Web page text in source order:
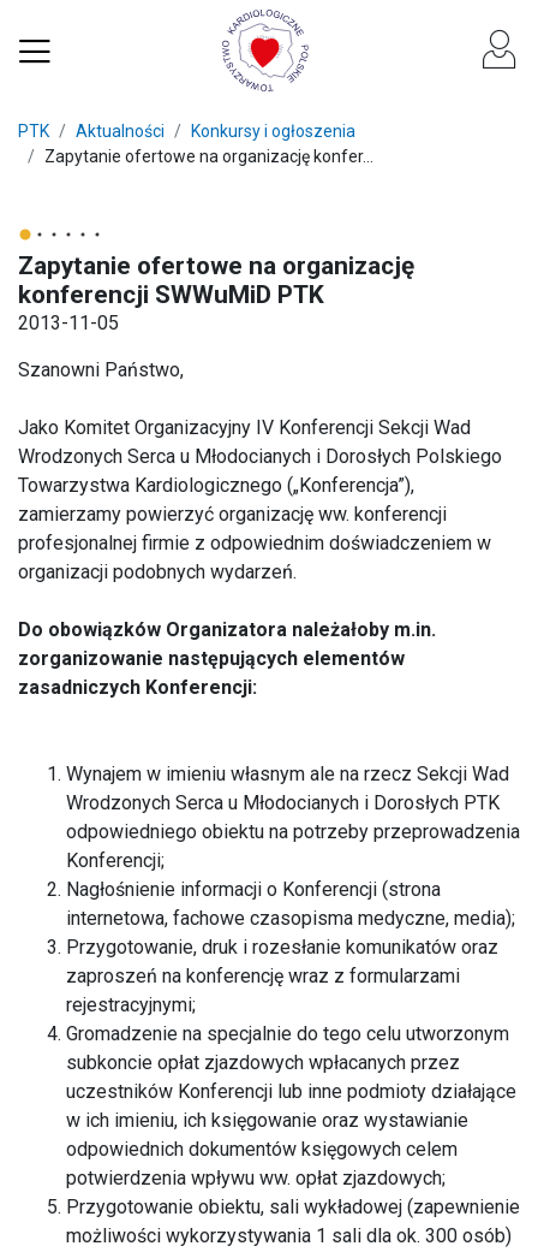
PTK Aktualności
Konkursy i ogłoszenia
Zapytanie ofertowe na organizację konfer...
Zapytanie ofertowe na organizację
konferencji SWWuMiD PTK
2013-11-05
Szanowni Państwo,
Jako Komitet Organizacyjny IV Konferencji Sekcji Wad
Wrodzonych Serca u Młodocianych i Dorosłych Polskiego
Towarzystwa Kardiologicznego („Konferencja”),
zamierzamy powierzyć organizację ww. konferencji
profesjonalnej firmie z odpowiednim doświadczeniem w
organizacji podobnych wydarzeń.
Do obowiązków Organizatora należałoby m.in.
zorganizowanie następujących elementów
zasadniczych Konferencji:
Wynajem w imieniu własnym ale na rzecz Sekcji Wad
Wrodzonych Serca u Młodocianych i Dorosłych PTK
odpowiedniego obiektu na potrzeby przeprowadzenia
Konferencji;
Nagłośnienie informacji o Konferencji (strona
internetowa, fachowe czasopisma medyczne, media);
Przygotowanie, druk i rozesłanie komunikatów oraz
zaproszeń na konferencję wraz z formularzami
rejestracyjnymi;
Gromadzenie na specjalnie do tego celu utworzonym
subkoncie opłat zjazdowych wpłacanych przez
uczestników Konferencji lub inne podmioty działające
w ich imieniu, ich księgowanie oraz wystawianie
odpowiednich dokumentów księgowych celem
potwierdzenia wpływu ww. opłat zjazdowych;
Przygotowanie obiektu, sali wykładowej (zapewnienie
możliwości wykorzystywania 1 sali dla ok. 300 osób)